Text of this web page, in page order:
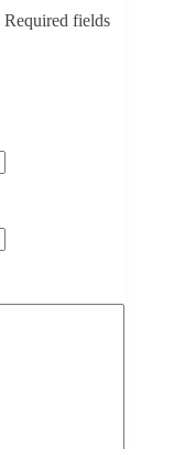
Required fields